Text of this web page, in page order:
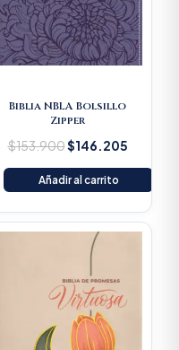
Biblia NBLA Bolsillo
Zipper
$153.900$146.205
Añadir al carrito
Original
price
$169.900.
Current